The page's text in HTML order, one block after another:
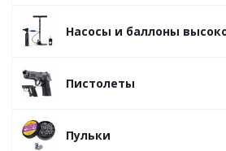
Насосы и баллоны
Пистолеты
Пульки